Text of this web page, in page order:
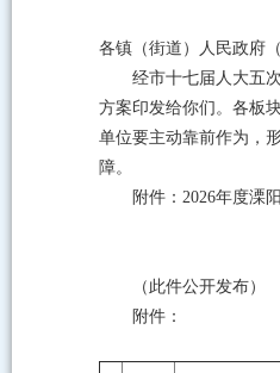
各镇（街道）人民政府
经市十七届人大五
方案印发给你们。各板
单位要主动靠前作为，
障。
附件：2026年度溧
（此件公开发布）
附件：